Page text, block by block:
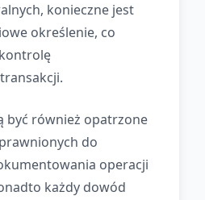
konieczne jest
określenie, co
być również opatrzone
do
operacji
każdy dowód